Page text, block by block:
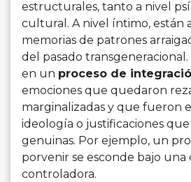
estructurales, tanto a nivel
cultural. A nivel íntimo, están
memorias de patrones
del pasado transgeneracional.
en un proceso de
emociones que quedaron
marginalizadas y que fueron
ideología o justificaciones que
genuinas. Por ejemplo, un
porvenir se esconde bajo
controladora.